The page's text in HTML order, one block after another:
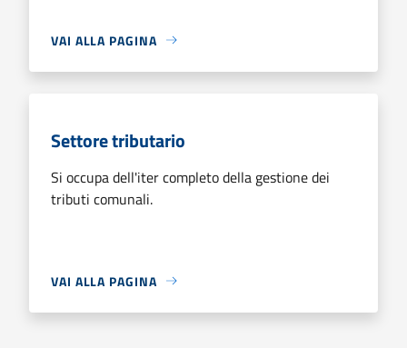
VAI ALLA PAGINA
Settore tributario
Si occupa dell'iter completo della gestione dei
tributi comunali.
VAI ALLA PAGINA